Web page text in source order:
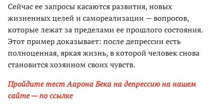
Сейчас ее запросы касаются развития, новых
жизненных целей и самореализации — вопросов,
которые лежат за пределами ее прошлого состояния.
Этот пример доказывает: после депрессии есть
полноценная, яркая жизнь, в которой человек снова
становится хозяином своих чувств.
Пройдите тест Аарона Бека на депрессию на нашем
сайте — по ссылке